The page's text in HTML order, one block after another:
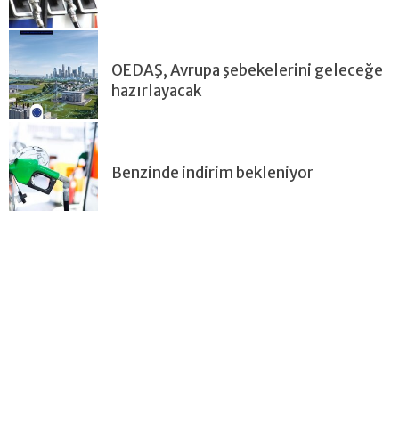
OEDAŞ, Avrupa şebekelerini geleceğe
hazırlayacak
Benzinde indirim bekleniyor